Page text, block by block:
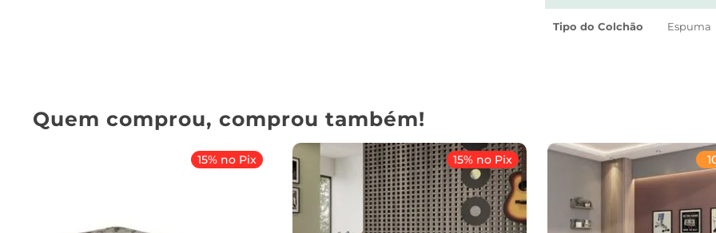
Tipo do Colchão Espuma
Quem comprou, comprou também!
15% no Pix 15% no Pix